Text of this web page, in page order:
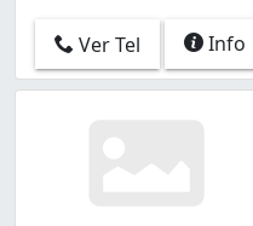
Ver Tel Info